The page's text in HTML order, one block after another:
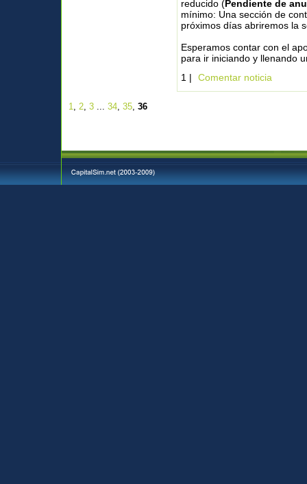
reducido (Pendiente de
mínimo: Una sección de
próximos días abriremos la
Esperamos contar con el
para ir iniciando y llenando
1 |
Comentar noticia
1 2 3 34 35 36